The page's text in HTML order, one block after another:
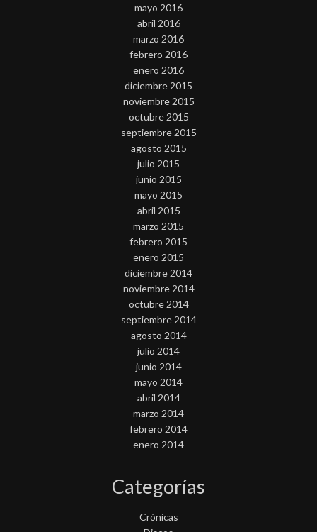
mayo 2016
abril 2016
marzo 2016
febrero 2016
enero 2016
diciembre 2015
noviembre 2015
octubre 2015
septiembre 2015
agosto 2015
julio 2015
junio 2015
mayo 2015
abril 2015
marzo 2015
febrero 2015
enero 2015
diciembre 2014
noviembre 2014
octubre 2014
septiembre 2014
agosto 2014
julio 2014
junio 2014
mayo 2014
abril 2014
marzo 2014
febrero 2014
enero 2014
Categorías
Crónicas